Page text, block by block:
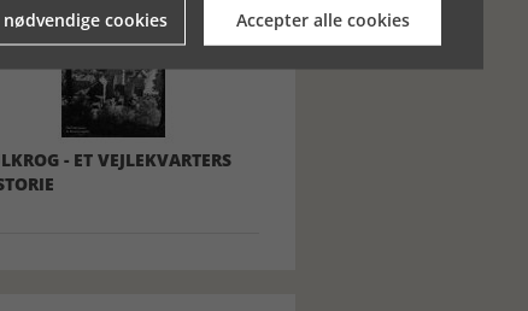
- ET VEJLEKVARTERS
nødvendige cookies Accepter alle cookies